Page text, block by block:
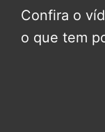
Confira o
o que tem